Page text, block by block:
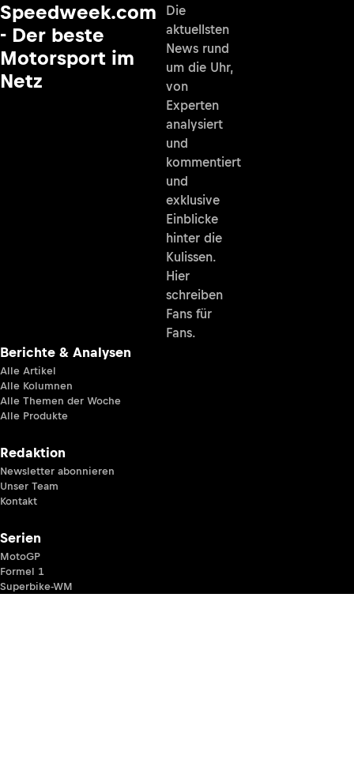
Speedweek.com
- Der beste
Motorsport im
Netz
Die
aktuellsten
News rund
um die Uhr,
von
Experten
analysiert
und
kommentiert
und
exklusive
Einblicke
hinter die
Kulissen.
Hier
schreiben
Fans für
Fans.
Berichte & Analysen
Alle Artikel
Alle Kolumnen
Alle Themen der Woche
Alle Produkte
Redaktion
Newsletter abonnieren
Unser Team
Kontakt
Serien
MotoGP
Formel 1
Superbike-WM